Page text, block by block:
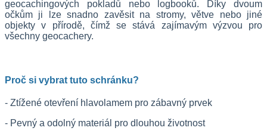
geocachingových pokladů nebo logbooků. Díky dvoum
očkům ji lze snadno zavěsit na stromy, větve nebo jiné
objekty v přírodě, čímž se stává zajímavým výzvou pro
všechny geocachery.
Proč si vybrat tuto schránku?
- Ztížené otevření hlavolamem pro zábavný prvek
- Pevný a odolný materiál pro dlouhou životnost